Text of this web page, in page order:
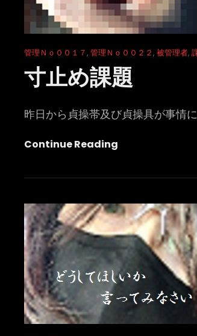
Cat
Links
管理Ｎｏ００１７, 管理Ｎｏ００２２, 被管理者,
寸止め課題
昨日から貞操帯及び貞操具が事情
Continue Reading
め
題